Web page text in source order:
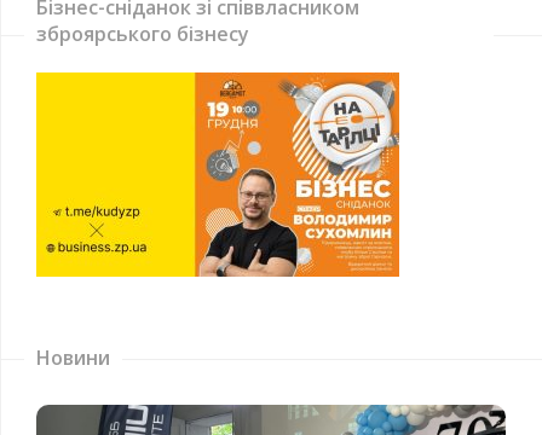
Бізнес-сніданок зі співвласником
зброярського бізнесу
Новини